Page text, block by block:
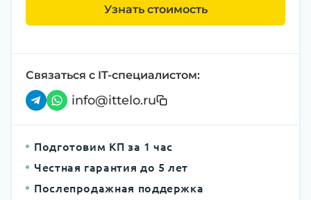
Узнать стоимость
Связаться с IT-специалистом:
info@ittelo.ru
Подготовим КП за 1 час
Честная гарантия до 5 лет
Послепродажная поддержка